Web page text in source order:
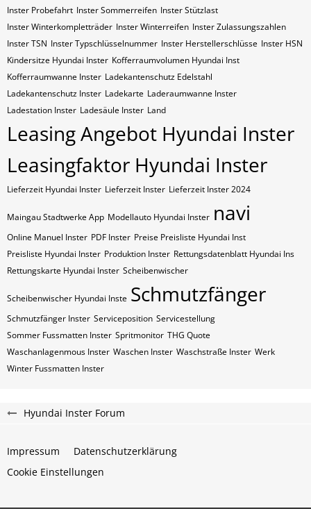
Inster Probefahrt Inster Sommerreifen Inster Stützlast
Inster Winterkompletträder Inster Winterreifen Inster Zulassungszahlen
Inster​​​​ TSN Inster​​​​ Typschlüsselnummer Inster​​​​​ Herstellerschlüsse Inster​​​​​ HSN
Kindersitze Hyundai Inster Kofferraumvolumen Hyundai Inst
Kofferraumwanne Inster Ladekantenschutz Edelstahl
Ladekantenschutz Inster Ladekarte Laderaumwanne Inster
Ladestation Inster Ladesäule Inster Land
Leasing Angebot Hyundai Inster
Leasingfaktor Hyundai Inster
Lieferzeit Hyundai Inster Lieferzeit Inster Lieferzeit Inster 2024
Maingau Stadtwerke App Modellauto Hyundai Inster navi
Online Manuel Inster PDF Inster Preise Preisliste Hyundai Inst
Preisliste Hyundai Inster Produktion Inster Rettungsdatenblatt Hyundai Ins
Rettungskarte Hyundai Inster Scheibenwischer
Scheibenwischer Hyundai​ Inste Schmutzfänger
Schmutzfänger Inster Serviceposition Servicestellung
Sommer Fussmatten Inster Spritmonitor THG Quote
Waschanlagenmous Inster Waschen Inster Waschstraße Inster Werk
Winter Fussmatten Inster
Hyundai Inster Forum
Impressum
Datenschutzerklärung
Cookie Einstellungen